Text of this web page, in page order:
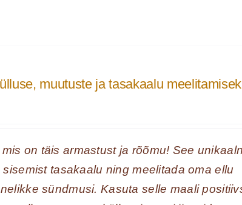
muutuste ja tasakaalu
on täis armastust ja rõõmu! See
tasakaalu ning meelitada oma ellu
sündmusi. Kasuta selle maali